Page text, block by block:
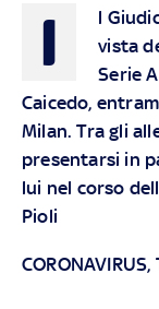
I
l
vista
Serie
Caicedo,
Milan. Tra gli
presentarsi in
lui nel corso
Pioli